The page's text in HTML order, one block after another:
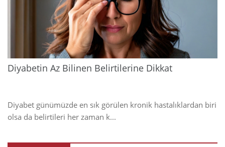
Diyabetin Az Bilinen Belirtilerine Dikkat
Diyabet günümüzde en sık görülen kronik hastalıklardan biri
olsa da belirtileri her zaman k...